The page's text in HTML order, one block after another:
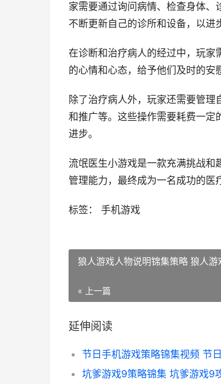
家需要通过询问病情、检查身体
不断更新自己的诊所和设备，以进
在诊断和治疗病人的经过中，玩家
的心情和心态，给予他们及时的安
除了治疗病人外，玩家还需要管
和推广等。这些操作需要耗费一定
进步。
流氓医生小游戏是一款充满挑战和
管理能力，最终成为一名成功的医
标签： 手机游戏
狼人游戏人物说明锦集策略 狼人
« 上一篇
延伸阅读
节日手机游戏策略锦集视频 节
坑爹游戏9策略锦集 坑爹游戏9